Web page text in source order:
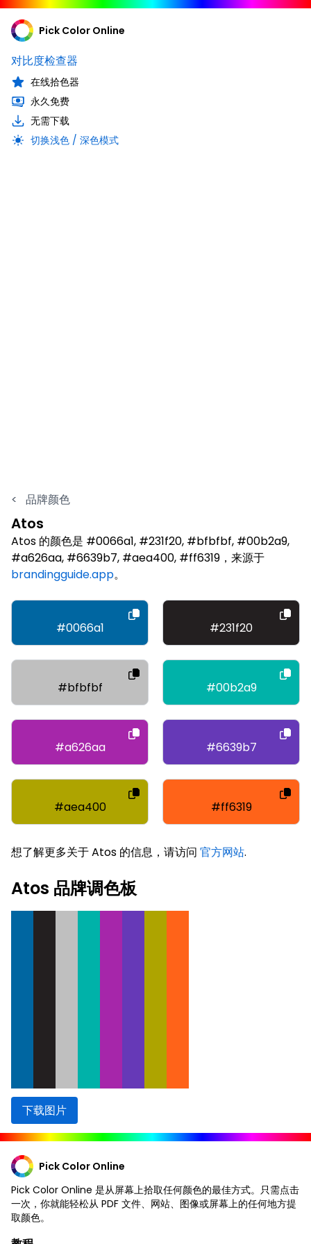
Pick Color Online
对比度检查器
在线拾色器
永久免费
无需下载
切换浅色 / 深色模式
< 品牌颜色
Atos
Atos 的颜色是 #0066a1, #231f20, #bfbfbf, #00b2a9,
#a626aa, #6639b7, #aea400, #ff6319，来源于
brandingguide.app。
#0066a1 #231f20
#bfbfbf #00b2a9
#a626aa #6639b7
#aea400 #ff6319
想了解更多关于 Atos 的信息，请访问 官方网站.
Atos 品牌调色板
下载图片
Pick Color Online
Pick Color Online 是从屏幕上拾取任何颜色的最佳方式。只需点击
一次，你就能轻松从 PDF 文件、网站、图像或屏幕上的任何地方提
取颜色。